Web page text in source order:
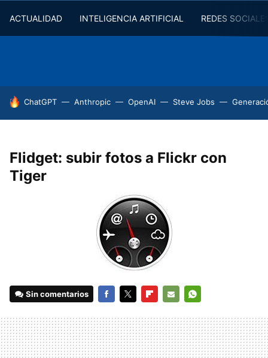
ACTUALIDAD INTELIGENCIA ARTIFICIAL REDES
HOY SE HABLA DE
ChatGPT Anthropic OpenAI Steve Jobs
Flidget: subir fotos a Flickr con
Tiger
Sin comentarios
MAIL